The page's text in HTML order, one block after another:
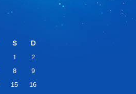
S
D
1
2
8
9
15
16